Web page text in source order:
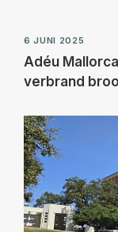
6 JUNI 2025
Adéu
verbrand